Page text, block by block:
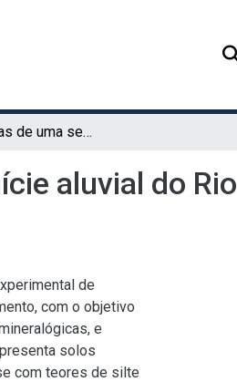
Características de uma sequência de solos na planície aluvial do Rio Brigida em Parnamirim
aluvial do Rio
de
com o objetivo
e
solos
com teores de silte